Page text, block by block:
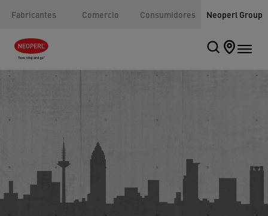
Fabricantes Comercio Consumidores Neoperl Group